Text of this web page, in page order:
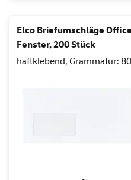
Elco Briefumschläge
Fenster, 200 Stück
haftklebend, Grammatur: